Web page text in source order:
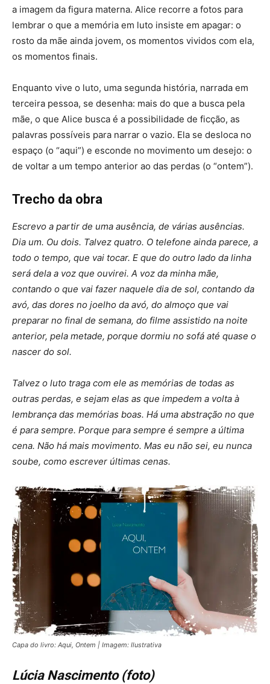
a imagem da figura materna. Alice recorre a fotos para
lembrar o que a memória em luto insiste em apagar: o
rosto da mãe ainda jovem, os momentos vividos com ela,
os momentos finais.
Enquanto vive o luto, uma segunda história, narrada em
terceira pessoa, se desenha: mais do que a busca pela
mãe, o que Alice busca é a possibilidade de ficção, as
palavras possíveis para narrar o vazio. Ela se desloca no
espaço (o “aqui”) e esconde no movimento um desejo: o
de voltar a um tempo anterior ao das perdas (o “ontem”).
Trecho da obra
Escrevo a partir de uma ausência, de várias ausências.
Dia um. Ou dois. Talvez quatro. O telefone ainda parece, a
todo o tempo, que vai tocar. E que do outro lado da linha
será dela a voz que ouvirei. A voz da minha mãe,
contando o que vai fazer naquele dia de sol, contando da
avó, das dores no joelho da avó, do almoço que vai
preparar no final de semana, do filme assistido na noite
anterior, pela metade, porque dormiu no sofá até quase o
nascer do sol.
Talvez o luto traga com ele as memórias de todas as
outras perdas, e sejam elas as que impedem a volta à
lembrança das memórias boas. Há uma abstração no que
é para sempre. Porque para sempre é sempre a última
cena. Não há mais movimento. Mas eu não sei, eu nunca
soube, como escrever últimas cenas.
Capa do livro: Aqui, Ontem | Imagem: Ilustrativa
Lúcia Nascimento (foto)